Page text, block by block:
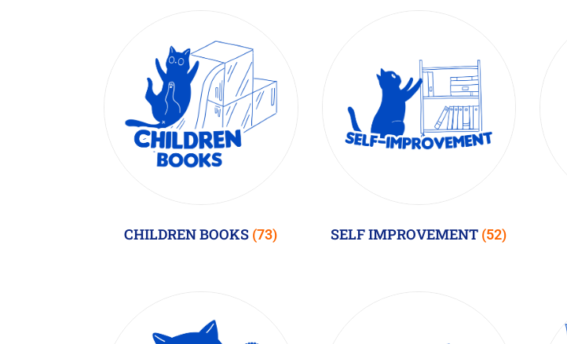
CHILDREN BOOKS (73) SELF IMPROVEMENT (52)